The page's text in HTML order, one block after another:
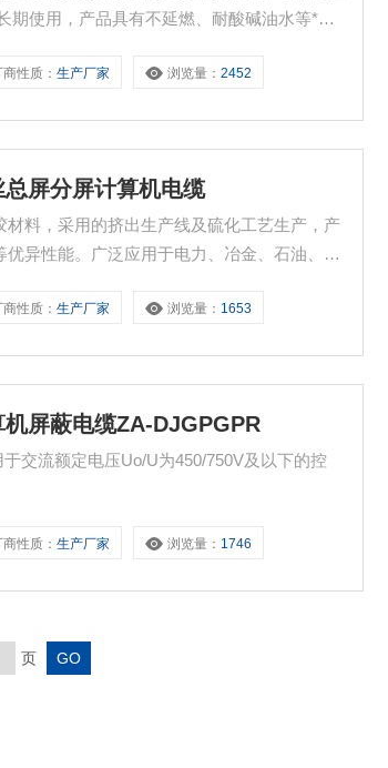
使用，产品具有不延燃、耐酸碱油水等*特
商性质：生产厂家 浏览量：2452
屏分屏计算机电缆
料，采用的挤出生产线及硫化工艺生产，产
异性能。广泛应用于电力、冶金、石油、化
商性质：生产厂家 浏览量： 1653
屏蔽电缆ZA-DJGPGPR
交流额定电压Uo/U为450/750V及以下的控
商性质：生产厂家 浏览量： 1746
页